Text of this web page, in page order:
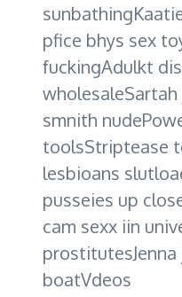
pfice bhys sex
fuckingAdulkt
wholesaleSartah
smnith
toolsStriptease
lesbioans
pusseies up
cam sexx iin
boatVdeos